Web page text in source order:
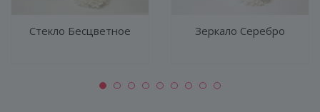
Стекло Бесцветное Зеркало Серебро